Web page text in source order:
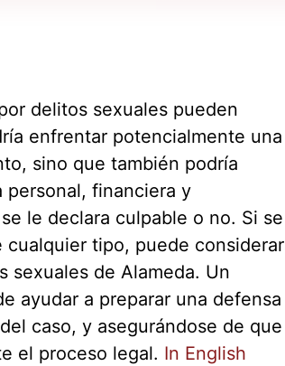
delitos sexuales pueden
enfrentar potencialmente una
sino que también podría
personal, financiera y
le declara culpable o no. Si se
tipo, puede considerar
sexuales de Alameda. Un
ayudar a preparar una defensa
caso, y asegurándose de que
el proceso legal. In English